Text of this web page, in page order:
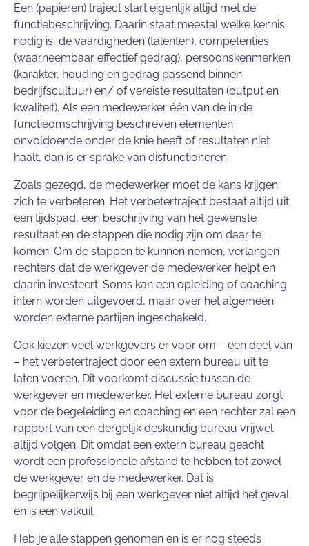
Een (papieren) traject start eigenlijk altijd met de
functiebeschrijving. Daarin staat meestal welke kennis
nodig is, de vaardigheden (talenten), competenties
(waarneembaar effectief gedrag), persoonskenmerken
(karakter, houding en gedrag passend binnen
bedrijfscultuur) en/ of vereiste resultaten (output en
kwaliteit). Als een medewerker één van de in de
functieomschrijving beschreven elementen
onvoldoende onder de knie heeft of resultaten niet
haalt, dan is er sprake van disfunctioneren.
Zoals gezegd, de medewerker moet de kans krijgen
zich te verbeteren. Het verbetertraject bestaat altijd uit
een tijdspad, een beschrijving van het gewenste
resultaat en de stappen die nodig zijn om daar te
komen. Om de stappen te kunnen nemen, verlangen
rechters dat de werkgever de medewerker helpt en
daarin investeert. Soms kan een opleiding of coaching
intern worden uitgevoerd, maar over het algemeen
worden externe partijen ingeschakeld.
Ook kiezen veel werkgevers er voor om – een deel van
– het verbetertraject door een extern bureau uit te
laten voeren. Dit voorkomt discussie tussen de
werkgever en medewerker. Het externe bureau zorgt
voor de begeleiding en coaching en een rechter zal een
rapport van een dergelijk deskundig bureau vrijwel
altijd volgen. Dit omdat een extern bureau geacht
wordt een professionele afstand te hebben tot zowel
de werkgever en de medewerker. Dat is
begrijpelijkerwijs bij een werkgever niet altijd het geval
en is een valkuil.
Heb je alle stappen genomen en is er nog steeds